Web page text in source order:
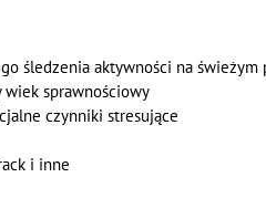
śledzenia aktywności na świeżym
wiek sprawnościowy
czynniki stresujące
i inne